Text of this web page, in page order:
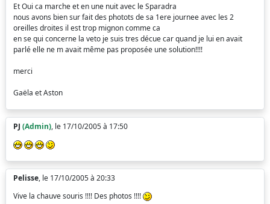
Et Oui ca marche et en une nuit avec le Sparadra
nous avons bien sur fait des photots de sa 1ere journee avec les 2
oreilles droites il est trop mignon comme ca
en se qui concerne la veto je suis tres décue car quand je lui en avait
parlé elle ne m avait même pas proposée une solution!!!!
merci
Gaëla et Aston
PJ (Admin), le 17/10/2005 à 17:50
Pelisse, le 17/10/2005 à 20:33
Vive la chauve souris !!!! Des photos !!!!